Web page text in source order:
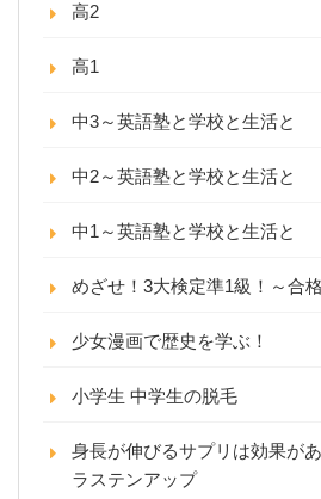
高2
高1
中3～英語塾と学校と生活と
中2～英語塾と学校と生活と
中1～英語塾と学校と生活と
めざせ！3大検定準1級！～合
少女漫画で歴史を学ぶ！
小学生 中学生の脱毛
身長が伸びるサプリは効果が
ラステンアップ